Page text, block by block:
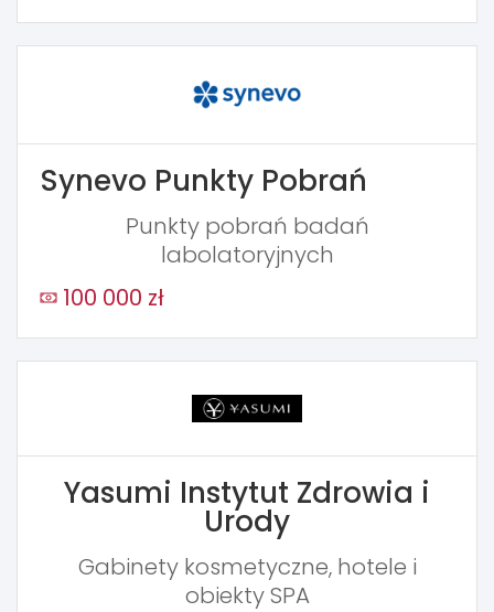
Synevo Punkty Pobrań
Punkty pobrań badań
labolatoryjnych
100 000 zł
Yasumi Instytut Zdrowia i
Urody
Gabinety kosmetyczne, hotele i
obiekty SPA